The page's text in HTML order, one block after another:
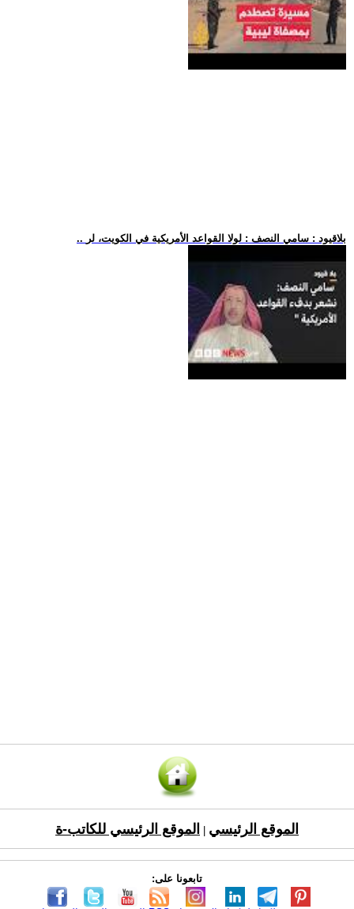
.. بلاقيود : سامي النصف : لولا القواعد الأمريكية في الكويت، لر
الموقع الرئيسي الموقع الرئيسي للكاتب-ة
تابعونا على: